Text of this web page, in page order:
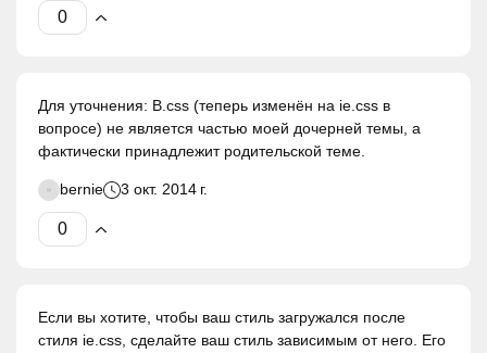
Для уточнения: B.css (теперь изменён на ie.css в
вопросе) не является частью моей дочерней темы, а
фактически принадлежит родительской теме.
bernie 3 окт. 2014 г.
Если вы хотите, чтобы ваш стиль загружался после
стиля ie.css, сделайте ваш стиль зависимым от него. Его